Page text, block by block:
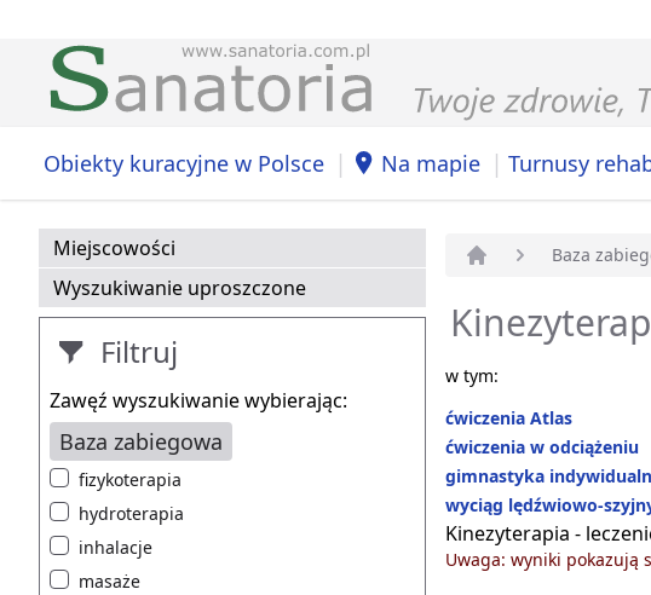
Obiekty kuracyjne w Polsce | Na mapie | Turnusy
Miejscowości
Wyszukiwanie uproszczone
Filtruj
Zawęź wyszukiwanie wybierając:
Baza zabiegowa
fizykoterapia
hydroterapia
inhalacje
masaże
Baza
w tym:
ćwiczenia Atlas
ćwiczenia w odciążeniu
gimnastyka
wyciąg lędźwiowo-
Kinezyterapia -
Uwaga: wyniki pokazują